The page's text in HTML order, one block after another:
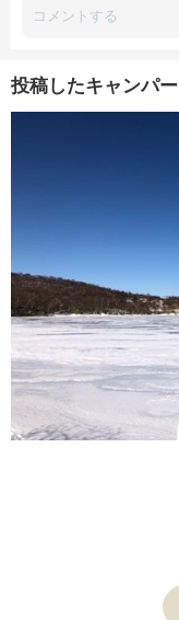
投稿したキャンパー